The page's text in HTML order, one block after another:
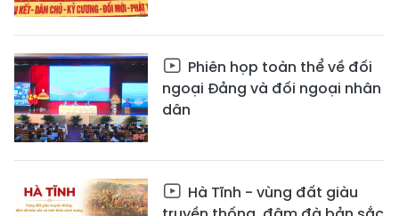
Phiên họp toàn thể về đối
ngoại Đảng và đối ngoại nhân
dân
Hà Tĩnh - vùng đất giàu